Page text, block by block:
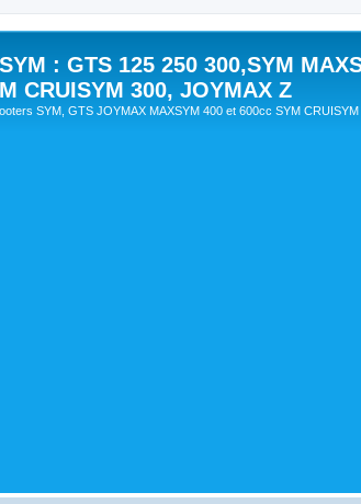
: GTS 125 250 300,SYM
CRUISYM 300, JOYMAX Z
SYM, GTS JOYMAX MAXSYM 400 et 600cc SYM